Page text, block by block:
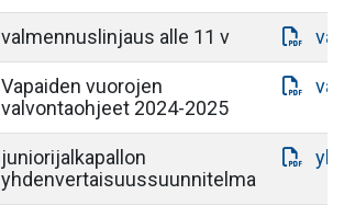
valmennuslinjaus alle 11 v
Vapaiden vuorojen
valvontaohjeet 2024-2025
juniorijalkapallon
yhdenvertaisuussuunnitelma